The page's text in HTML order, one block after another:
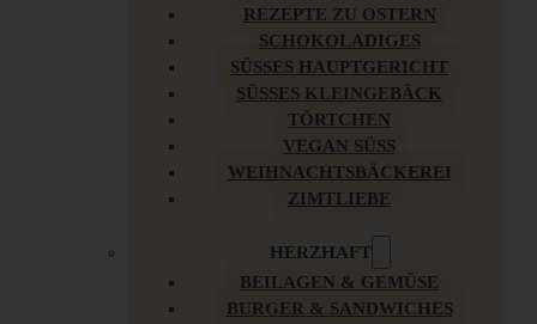
REZEPTE ZU OSTERN
SCHOKOLADIGES
SÜSSES HAUPTGERICHT
SÜSSES KLEINGEBÄCK
TÖRTCHEN
VEGAN SÜSS
WEIHNACHTSBÄCKEREI
ZIMTLIEBE
HERZHAFT
BEILAGEN & GEMÜSE
BURGER & SANDWICHES